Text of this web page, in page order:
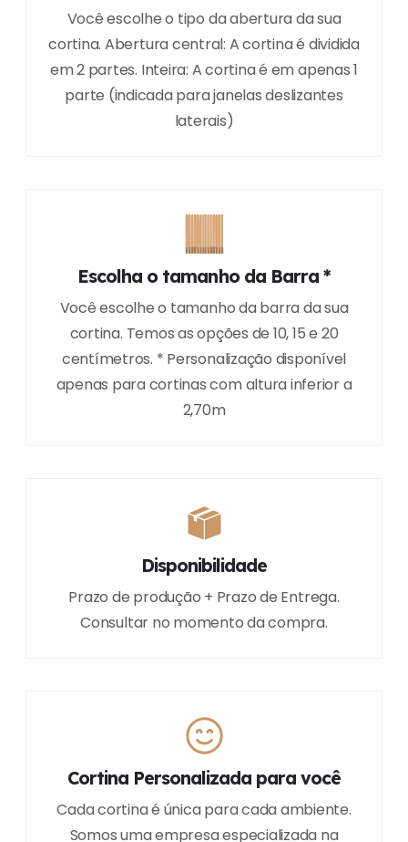
Você escolhe o tipo da abertura da sua
cortina. Abertura central: A cortina é dividida
em 2 partes. Inteira: A cortina é em apenas 1
parte (indicada para janelas deslizantes
laterais)
Escolha o tamanho da Barra *
Você escolhe o tamanho da barra da sua
cortina. Temos as opções de 10, 15 e 20
centímetros. * Personalização disponível
apenas para cortinas com altura inferior a
2,70m
Disponibilidade
Prazo de produção + Prazo de Entrega.
Consultar no momento da compra.
Cortina Personalizada para você
Cada cortina é única para cada ambiente.
Somos uma empresa especializada na